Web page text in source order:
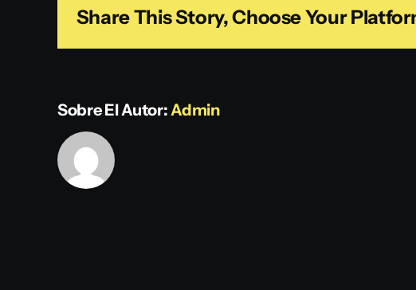
Share This Story, Choose Your
Sobre El Autor: Admin